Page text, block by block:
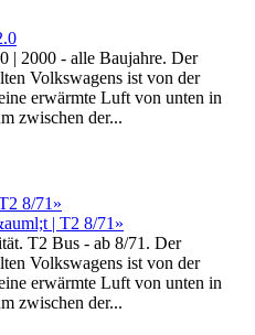
| 2000 - alle Baujahre. Der
Volkswagens ist von der
erwärmte Luft von unten in
zwischen der...
8/71»
T2 Bus - ab 8/71. Der
Volkswagens ist von der
erwärmte Luft von unten in
zwischen der...